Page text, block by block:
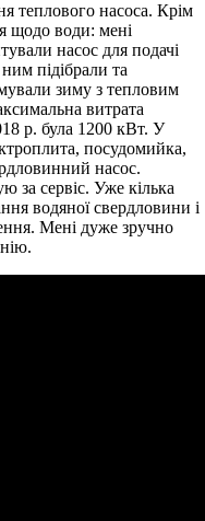
теплового насоса. Крім
щодо води: мені
насос для подачі
підібрали та
зиму з тепловим
витрата
р. була 1200 кВт. У
посудомийка,
насос.
за сервіс. Уже кілька
водяної свердловини і
Мені дуже зручно